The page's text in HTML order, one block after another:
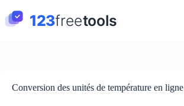
au
contenu
Conversion des unités de température en ligne